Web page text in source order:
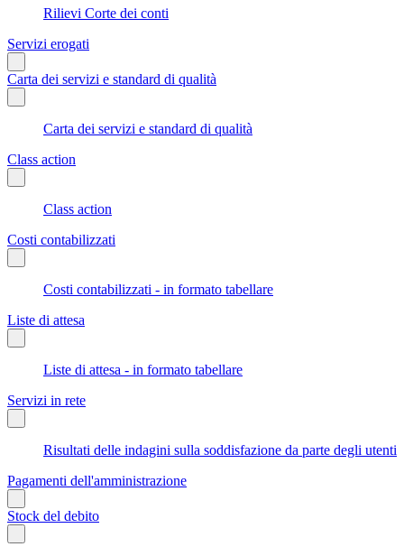
Rilievi Corte dei conti
Servizi erogati
Carta dei servizi e standard di qualità
Carta dei servizi e standard di qualità
Class action
Class action
Costi contabilizzati
Costi contabilizzati - in formato tabellare
Liste di attesa
Liste di attesa - in formato tabellare
Servizi in rete
Risultati delle indagini sulla soddisfazione da parte degli utenti
Pagamenti dell'amministrazione
Stock del debito